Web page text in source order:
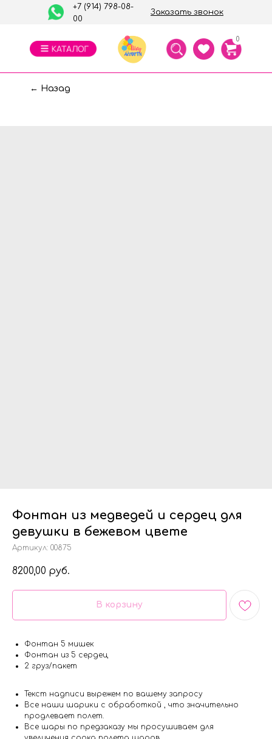
Заказать звонок
+7 (914) 798-08-
00
0
← Назад
Фонтан из медведей и сердец для
девушки в бежевом цвете
Артикул: 00875
8200,00 руб.
В корзину
Фонтан 5 мишек
Фонтан из 5 сердец
2 груз/пакет
Текст надписи вырежем по вашему запросу
Все наши шарики с обработкой , что значительно
продлевает полет.
Все шары по предзаказу мы просушиваем для